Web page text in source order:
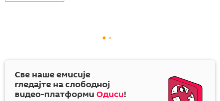
Све наше емисије
гледајте на слободној
видео-платформи Одиси!